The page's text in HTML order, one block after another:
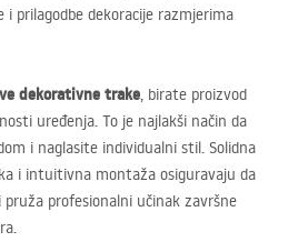
i prilagodbe dekoracije razmjerima
dekorativne trake, birate proizvod
uređenja. To je najlakši način da
i naglasite individualni stil. Solidna
i intuitivna montaža osiguravaju da
pruža profesionalni učinak završne